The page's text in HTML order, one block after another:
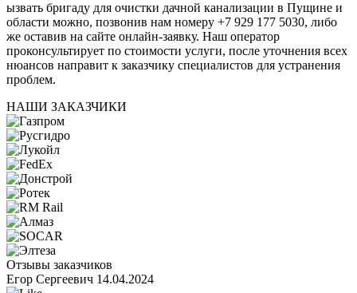
ызвать бригаду для очистки дачной канализации в Пущине и
области можно, позвонив нам номеру +7 929 177 5030, либо
же оставив на сайте онлайн-заявку. Наш оператор
проконсультирует по стоимости услуги, после уточнения всех
нюансов направит к заказчику специалистов для устранения
проблем.
НАШИ ЗАКАЗЧИКИ
Отзывы заказчиков
Егор Сергеевич 14.04.2024